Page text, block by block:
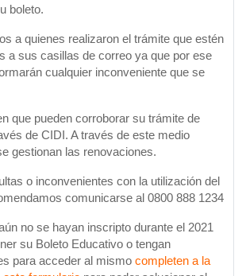
boleto.
a quienes realizaron el trámite que estén
a sus casillas de correo ya que por ese
cualquier inconveniente que se
que pueden corroborar su trámite de
de CIDI. A través de este medio
gestionan las renovaciones.
o inconvenientes con la utilización del
comunicarse al 0800 888 1234
no se hayan inscripto durante el 2021
su Boleto Educativo o tengan
para acceder al mismo completen a la